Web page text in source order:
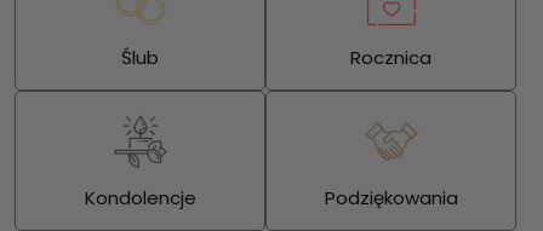
Ślub Rocznica
Kondolencje Podziękowania